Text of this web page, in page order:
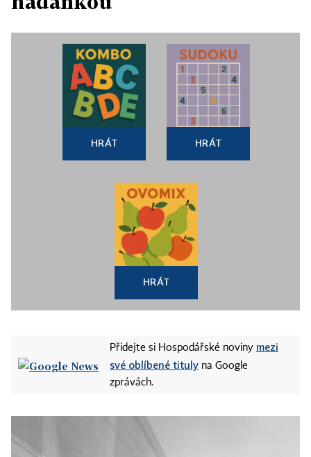
HRÁT HRÁT
HRÁT
Přidejte si Hospodářské noviny mezi
své oblíbené tituly na Google
zprávách.